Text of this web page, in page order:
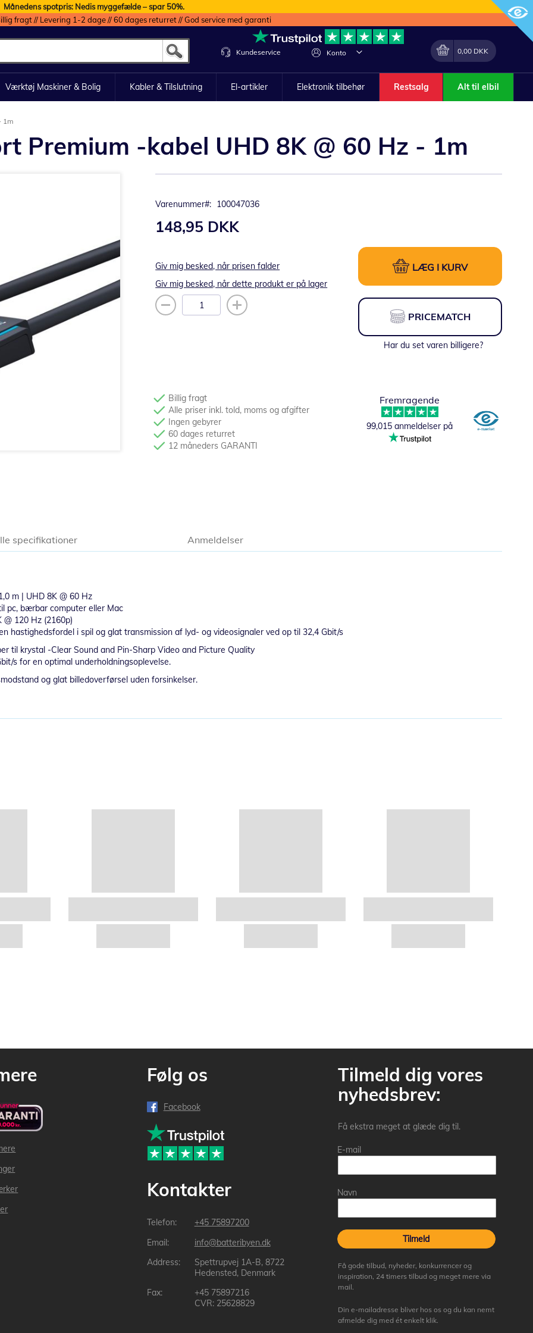
Månedens spotpris: Nedis myggefælde – spar 50%.
fragt // Levering 1-2 dage // 60 dages returret // God service med garanti
Konto
Lave
Min indkøbskurv
0,00 DKK
Kundeservice
Værktøj Maskiner & Bolig Kabler & Tilslutning El-artikler Elektronik tilbehør Restsalg Alt til elbil
1m
Premium -kabel UHD 8K @ 60 Hz - 1m
Varenummer 100047036
148,95 DKK
Giv mig besked, når prisen falder
Giv mig besked, når dette produkt er på lager
LÆG I KURV
PRICEMATCH
Har du set varen billigere?
Billig fragt
Alle priser inkl. told, moms og afgifter
Ingen gebyrer
60 dages returret
12 måneders GARANTI
Fremragende
99,015 anmeldelser på
m | UHD 8K @ 60 Hz
pc, bærbar computer eller Mac
120 Hz (2160p)
hastighedsfordel i spil og glat transmission af lyd- og videosignaler ved op til 32,4 Gbit/s
til krystal -Clear Sound and Pin-Sharp Video and Picture Quality
s for en optimal underholdningsoplevelse.
og glat billedoverførsel uden forsinkelser.
specifikationer Anmeldelser
Følg os
Facebook
Kontakter
+45 75897200
info@batteribyen.dk
Spettrupvej 1A-B, 8722
Hedensted, Denmark
+45 75897216
CVR: 25628829
Tilmeld dig vores
nyhedsbrev:
Få ekstra meget at glæde dig til.
E-mail
Navn
Tilmeld
Få gode tilbud, nyheder, konkurrencer og
inspiration, 24 timers tilbud og meget mere via
mail.
Din e-mailadresse bliver hos os og du kan nemt
afmelde dig med ét enkelt klik.